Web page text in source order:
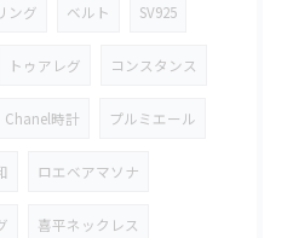
ング ベルト SV925
トゥアレグ コンスタンス
Chanel時計 プルミエール
ロエベアマソナ
喜平ネックレス